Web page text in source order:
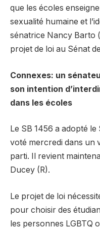
que les écoles
sexualité humaine et
sénatrice Nancy Barto
projet de loi au Sénat
Connexes: un
son intention
dans les écoles
Le SB 1456 a adopté le
voté mercredi dans un
parti. Il revient
Ducey (R).
Le projet de loi
pour choisir des
les personnes LGBTQ